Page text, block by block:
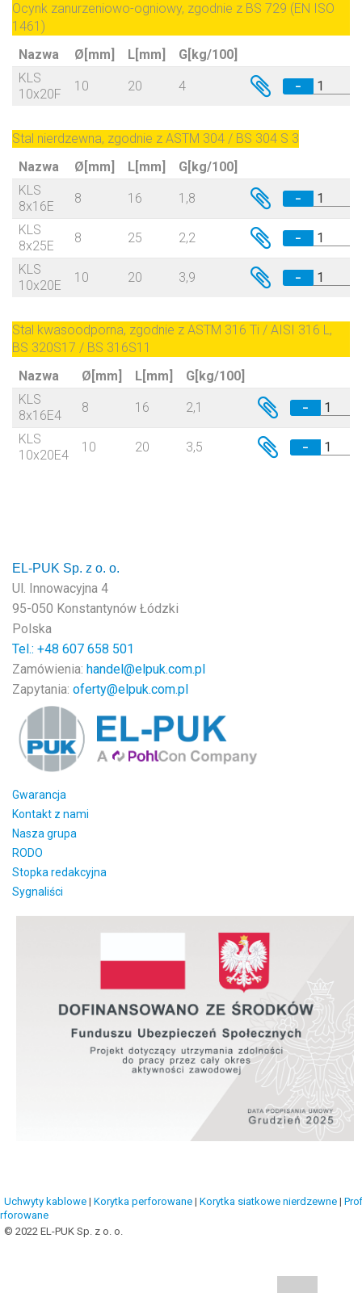
Ocynk zanurzeniowo-ogniowy, zgodnie z BS 729 (EN ISO
1461)
Nazwa
Ø[mm] L[mm]
G[kg/100]
KLS
10x20F
10 20 4 −
Stal nierdzewna, zgodnie z ASTM 304 / BS 304 S 3
Nazwa
Ø[mm] L[mm]
G[kg/100]
KLS
8x16E
8 16 1,8 −
KLS
8x25E
8 25 2,2 −
KLS
10x20E
10 20 3,9 −
Stal kwasoodporna, zgodnie z ASTM 316 Ti / AISI 316 L,
BS 320S17 / BS 316S11
Nazwa
Ø[mm] L[mm]
G[kg/100]
KLS
8x16E4
8 16 2,1 −
KLS
10x20E4
10 20 3,5 −
EL-PUK Sp. z o. o.
Ul. Innowacyjna 4
95-050 Konstantynów Łódzki
Polska
Tel.: +48 607 658 501
Zamówienia: handel@elpuk.com.pl
Zapytania: oferty@elpuk.com.pl
Gwarancja
Kontakt z nami
Nasza grupa
RODO
Stopka redakcyjna
Sygnaliści
Uchwyty kablowe | Korytka perforowane | Korytka siatkowe nierdzewne |
© 2022 EL-PUK Sp. z o. o.